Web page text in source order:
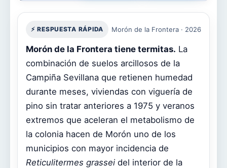
⚡ RESPUESTA RÁPIDA Morón de la Frontera · 2026
Morón de la Frontera tiene termitas. La
combinación de suelos arcillosos de la
Campiña Sevillana que retienen humedad
durante meses, viviendas con viguería de
pino sin tratar anteriores a 1975 y veranos
extremos que aceleran el metabolismo de
la colonia hacen de Morón uno de los
municipios con mayor incidencia de
Reticulitermes grassei del interior de la